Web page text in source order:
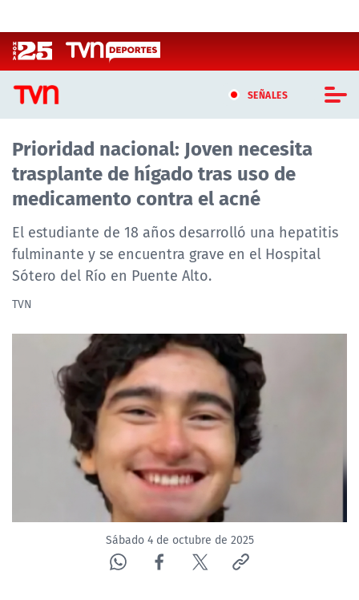
SEÑALES
CASTING MASTERCHEF CHILE
CASTING TVN VERTICAL
TVN VERTICAL
TVN PLAY
PROGRAMAS
TELESERIES
ACTUALIDAD Y TENDENCIAS
CORPORATIVO Y TRANSPARENCIA
CANAL DE DENUNCIAS
ÁREA DE PROYECTOS
Prioridad nacional: Joven necesita
trasplante de hígado tras uso de
medicamento contra el acné
El estudiante de 18 años desarrolló una hepatitis
fulminante y se encuentra grave en el Hospital
Sótero del Río en Puente Alto.
TVN
Sábado 4 de octubre de 2025